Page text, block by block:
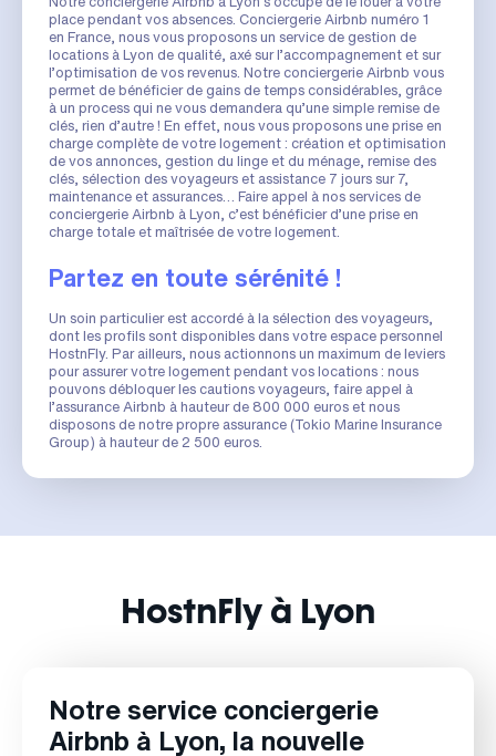
place pendant vos absences. Conciergerie Airbnb numéro 1
en France, nous vous proposons un service de gestion de
locations à Lyon de qualité, axé sur l’accompagnement et sur
l’optimisation de vos revenus. Notre conciergerie Airbnb vous
permet de bénéficier de gains de temps considérables, grâce
à un process qui ne vous demandera qu’une simple remise de
clés, rien d’autre ! En effet, nous vous proposons une prise en
charge complète de votre logement : création et optimisation
de vos annonces, gestion du linge et du ménage, remise des
clés, sélection des voyageurs et assistance 7 jours sur 7,
maintenance et assurances… Faire appel à nos services de
conciergerie Airbnb à Lyon, c’est bénéficier d’une prise en
charge totale et maîtrisée de votre logement.
Partez en toute sérénité !
Un soin particulier est accordé à la sélection des voyageurs,
dont les profils sont disponibles dans votre espace personnel
HostnFly. Par ailleurs, nous actionnons un maximum de leviers
pour assurer votre logement pendant vos locations : nous
pouvons débloquer les cautions voyageurs, faire appel à
l’assurance Airbnb à hauteur de 800 000 euros et nous
disposons de notre propre assurance (Tokio Marine Insurance
Group) à hauteur de 2 500 euros.
HostnFly à Lyon
Notre service conciergerie
Airbnb à Lyon, la nouvelle